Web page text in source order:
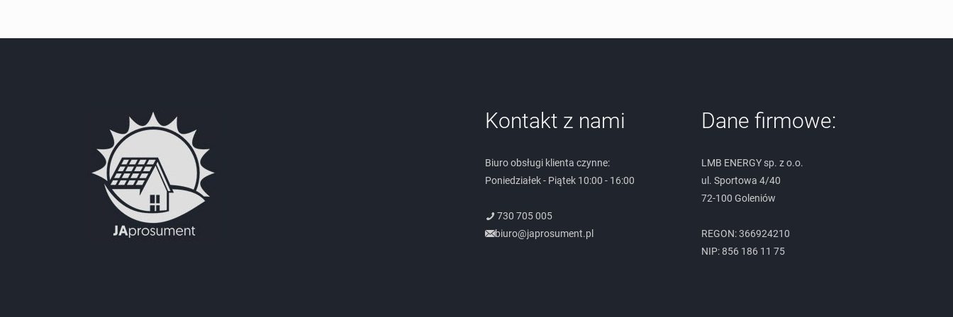
Kontakt z nami
Biuro obsługi klienta czynne:
Poniedziałek - Piątek 10:00 - 16:00
730 705 005
biuro@japrosument.pl
Dane firmowe:
LMB ENERGY sp. z o.o.
ul. Sportowa 4/40
72-100 Goleniów
REGON: 366924210
NIP: 856 186 11 75